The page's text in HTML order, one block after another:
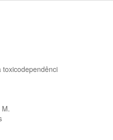
toxicodependênci